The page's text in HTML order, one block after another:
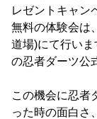
レゼントキャン
無料の体験会は
道場)にて行い
の忍者ダーツ公
この機会に忍者
った時の面白さ